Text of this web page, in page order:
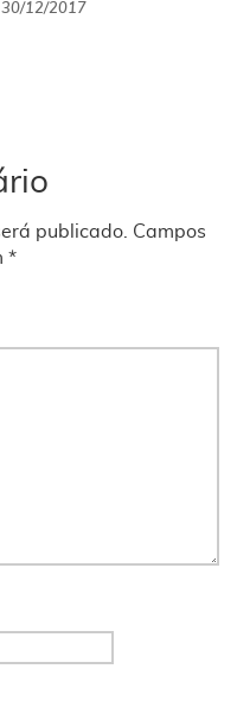
30/12/2017
publicado. Campos
*